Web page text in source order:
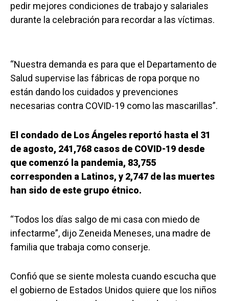
pedir mejores condiciones de trabajo y salariales
durante la celebración para recordar a las víctimas.
“Nuestra demanda es para que el Departamento de
Salud supervise las fábricas de ropa porque no
están dando los cuidados y prevenciones
necesarias contra COVID-19 como las mascarillas”.
El condado de Los Ángeles reportó hasta el 31
de agosto, 241,768 casos de COVID-19 desde
que comenzó la pandemia, 83,755
corresponden a Latinos, y 2,747 de las muertes
han sido de este grupo étnico.
“Todos los días salgo de mi casa con miedo de
infectarme”, dijo Zeneida Meneses, una madre de
familia que trabaja como conserje.
Confió que se siente molesta cuando escucha que
el gobierno de Estados Unidos quiere que los niños